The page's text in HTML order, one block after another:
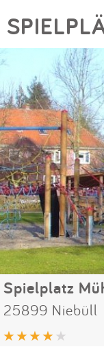
Spielplatz
25899 Niebüll